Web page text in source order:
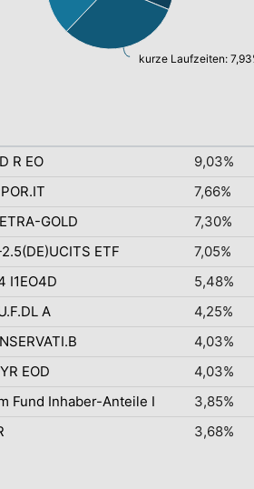
kurze Laufzeiten:
R EO
9,03%
7,66%
GOLD
7,30%
ETF
7,05%
I1EO4D
5,48%
A
4,25%
4,03%
EOD
4,03%
Fund Inhaber-Anteile I
3,85%
3,68%